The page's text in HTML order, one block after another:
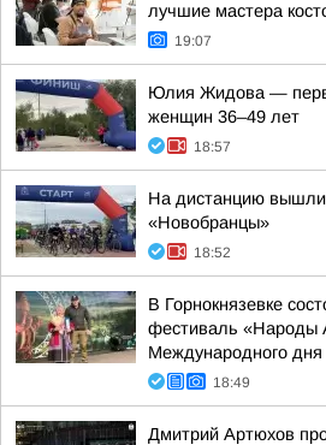
лучшие мастера
19:07
Юлия Жидова —
женщин 36–49 лет
18:57
На дистанцию
«Новобранцы»
18:52
В Горнокнязевке
фестиваль «Народы
Международного
18:49
Дмитрий Артюхов